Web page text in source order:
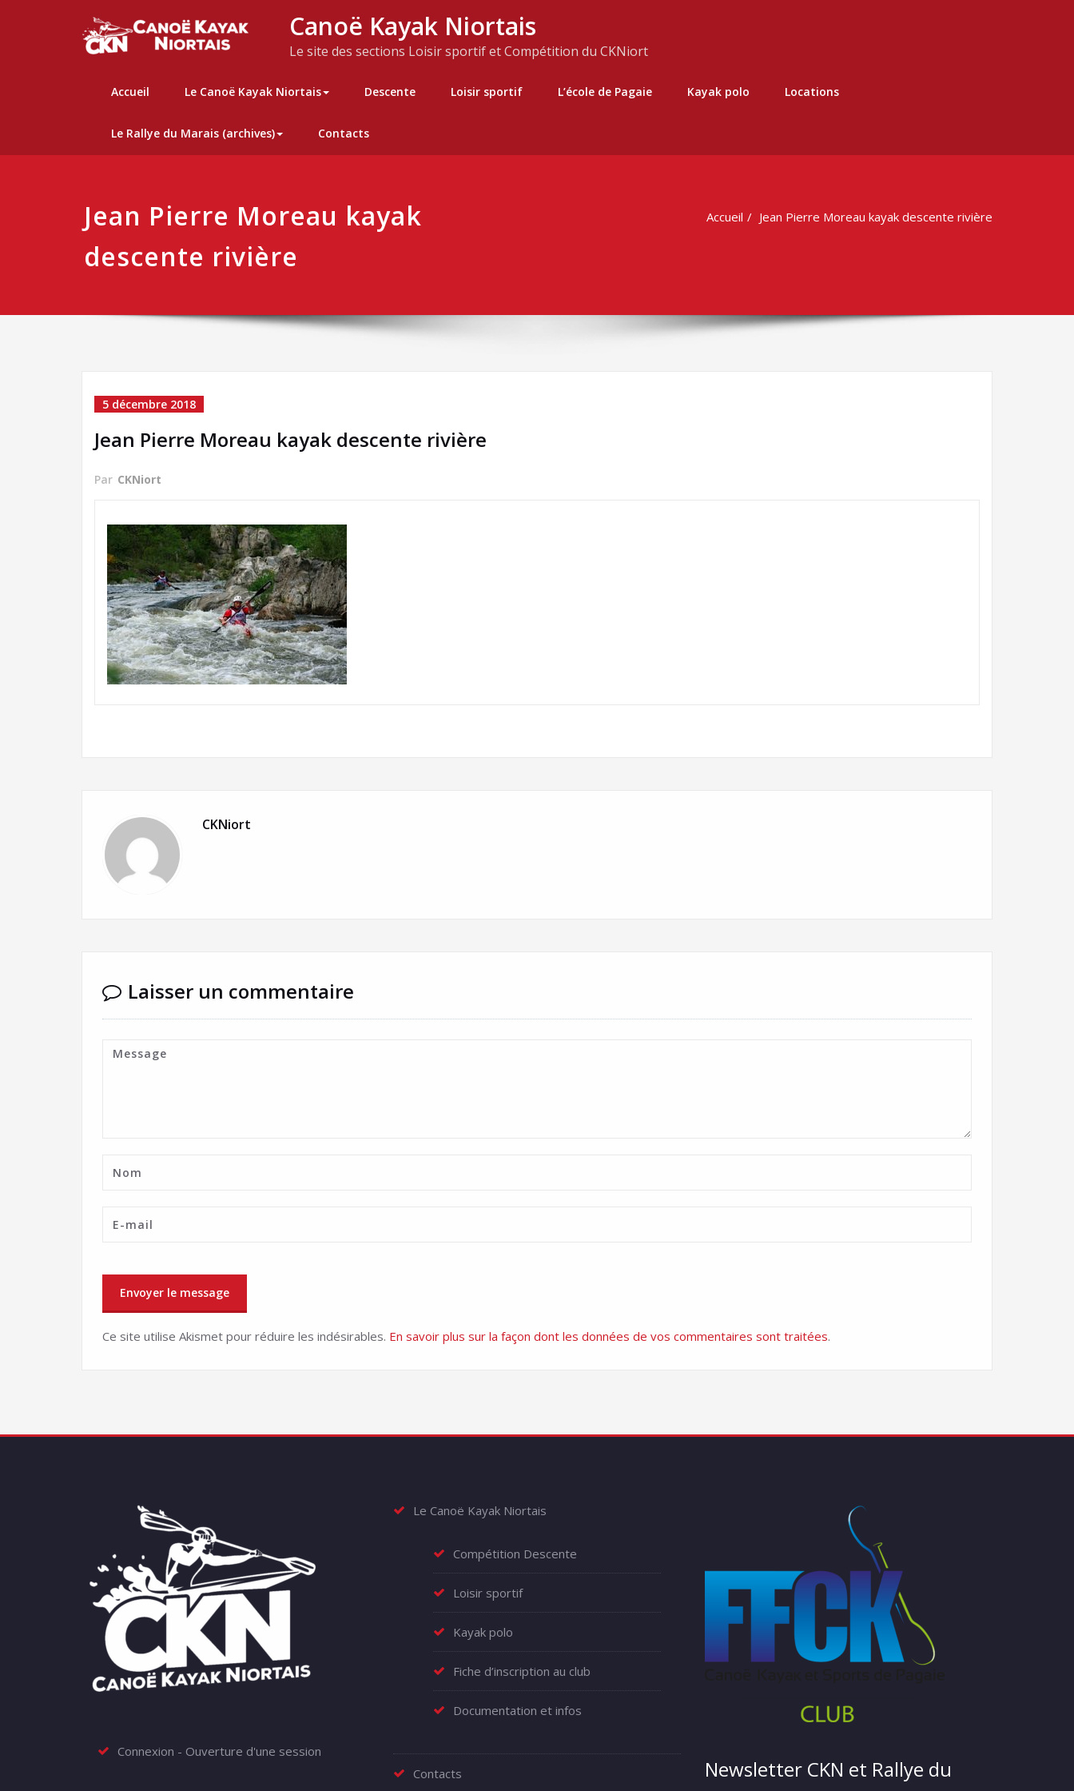
Canoë Kayak Niortais
Le site des sections Loisir sportif et Compétition du CKNiort
Accueil Le Canoë Kayak Niortais Descente Loisir sportif L’école de Pagaie Kayak polo Locations
Le Rallye du Marais (archives) Contacts
Jean Pierre Moreau kayak
descente rivière
Accueil Jean Pierre Moreau kayak descente rivière
5 décembre 2018
Jean Pierre Moreau kayak descente rivière
Par CKNiort
CKNiort
Laisser un commentaire
Ce site utilise Akismet pour réduire les indésirables. En savoir plus sur la façon dont les données de vos commentaires sont traitées.
Connexion - Ouverture d'une session
Le Canoë Kayak Niortais
Compétition Descente
Loisir sportif
Kayak polo
Fiche d’inscription au club
Documentation et infos
Contacts
Newsletter CKN et Rallye du